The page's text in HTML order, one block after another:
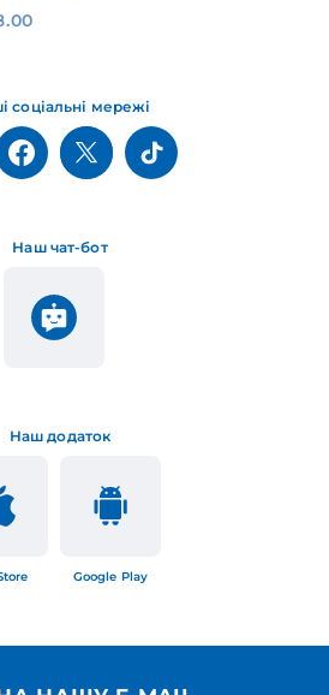
Наш додаток
Google Play
Наш чат-бот
соціальні мережі